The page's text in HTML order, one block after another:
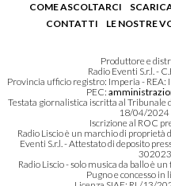
COME ASCOLTARCI
CONTATTI
LE NOSTRE
Produttore e
Radio Eventi S.r.l. -
Provincia ufficio registro: Imperia -
PEC:
Testata giornalistica iscritta al Tribunale
18/04/2024
Iscrizione al ROC
Radio Liscio è un marchio di proprietà
Eventi S.r.l. - Attestato di deposito
Radio Liscio - solo musica da ballo è
Pugno e concesso in